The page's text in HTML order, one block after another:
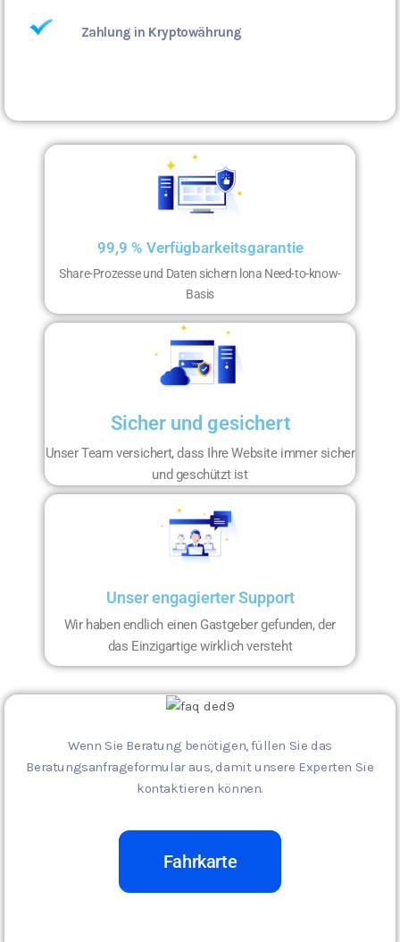
Zahlung in Kryptowährung
99,9 % Verfügbarkeitsgarantie
Share-Prozesse und Daten sichern lona Need-to-know-
Basis
Sicher und gesichert
Unser Team versichert, dass Ihre Website immer sicher
und geschützt ist
Unser engagierter Support
Wir haben endlich einen Gastgeber gefunden, der
das Einzigartige wirklich versteht
Wenn Sie Beratung benötigen, füllen Sie das
Beratungsanfrageformular aus, damit unsere Experten Sie
kontaktieren können.
Fahrkarte